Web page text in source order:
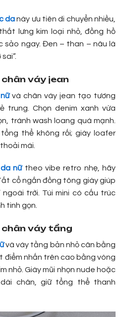
da này ưu tiên di chuyển nhiều,
lưng kim loại nhỏ, đồng hồ
ngay. Đen – than – nâu là
váy jean
và chân váy jean tạo tương
trung. Chọn denim xanh vừa
tránh wash loang quá mạnh.
thể không rối; giày loafer
mái.
nữ theo vibe retro nhẹ, hãy
cổ ngắn đồng tông giày giúp
ngoài trời. Túi mini có cấu trúc
tinh gọn.
chân váy tầng
và váy tầng bản nhỏ cân bằng
điểm nhấn trên cao bằng vòng
nhỏ. Giày mũi nhọn nude hoặc
chân, giữ tổng thể thanh